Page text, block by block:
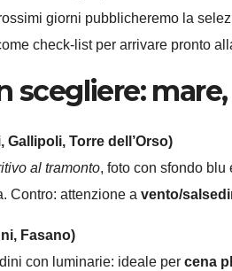
giorni pubblicheremo la
check-list per arrivare pronto
scegliere:
Gallipoli, Torre dell’Orso)
al tramonto, foto con sfondo blu
Contro: attenzione a vento/
Fasano)
con luminarie: ideale per cena